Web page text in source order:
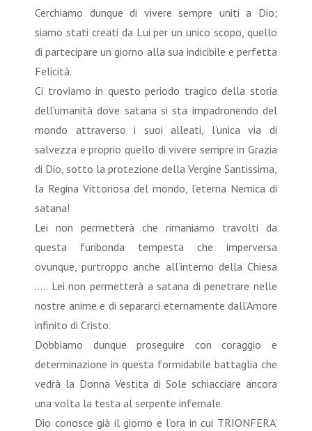
Cerchiamo dunque di vivere sempre uniti a Dio;
siamo stati creati da Lui per un unico scopo, quello
di partecipare un giorno alla sua indicibile e perfetta
Felicità.
Ci troviamo in questo periodo tragico della storia
dell’umanità dove satana si sta impadronendo del
mondo attraverso i suoi alleati, l’unica via di
salvezza e proprio quello di vivere sempre in Grazia
di Dio, sotto la protezione della Vergine Santissima,
la Regina Vittoriosa del mondo, l’eterna Nemica di
satana!
Lei non permetterà che rimaniamo travolti da
questa furibonda tempesta che imperversa
ovunque, purtroppo anche all’interno della Chiesa
….. Lei non permetterà a satana di penetrare nelle
nostre anime e di separarci eternamente dall’Amore
infinito di Cristo.
Dobbiamo dunque proseguire con coraggio e
determinazione in questa formidabile battaglia che
vedrà la Donna Vestita di Sole schiacciare ancora
una volta la testa al serpente infernale.
Dio conosce già il giorno e l’ora in cui TRIONFERA’